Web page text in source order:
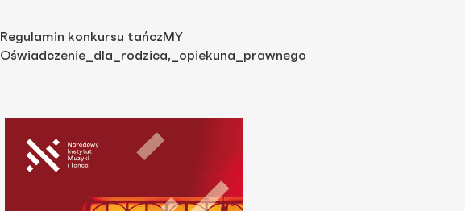
Regulamin konkursu tańczMY
Oświadczenie_dla_rodzica,_opiekuna_prawnego